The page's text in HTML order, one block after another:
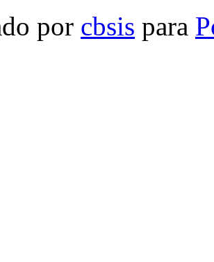
por cbsis para